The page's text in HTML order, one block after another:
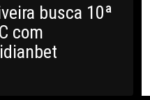
busca 10ª
com